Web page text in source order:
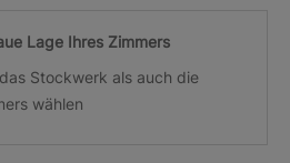
Lage Ihres Zimmers
Stockwerk als auch die
wählen